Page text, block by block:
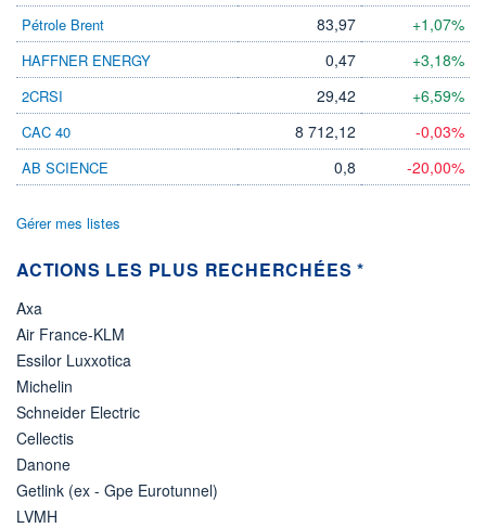
INDICE DE RÉFÉRENCE
NASDAQ Composite
193,5400
CLÔTURE VEILLE
190,6300
+ HAUT
196,7600 189,7200
VOLUME CAPITAL ÉCHANGÉ
VALORISATION
11 416 MUSD
42,2100
RENDEMENT
-
ÉCHANGE
07.08.26 / 22:00:00
ÉLIGIBILITÉ
Pétrole Brent
83,97 +1,07%
HAFFNER ENERGY 0,47 +3,18%
2CRSI 29,42 +6,59%
CAC 40 8 712,12 -0,03%
AB SCIENCE 0,8 -20,00%
Gérer mes listes
ACTIONS LES PLUS RECHERCHÉES *
Axa
Air France-KLM
Essilor Luxxotica
Michelin
Schneider Electric
Cellectis
Danone
Getlink (ex - Gpe Eurotunnel)
LVMH